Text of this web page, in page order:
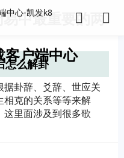
中心-凯发k8
中最重要的两
户端中心
怎么解卦
卦辞、爻辞、世应关
相克的关系等等来解
里面涉及到很多歌